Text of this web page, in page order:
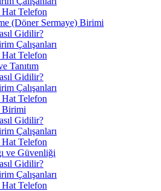
Telefon
(Döner Sermaye) Birimi
Gidilir?
Çalışanları
Telefon
Tanıtım
Gidilir?
Çalışanları
Telefon
Birimi
Gidilir?
Çalışanları
Telefon
ve Güvenliği
Gidilir?
Çalışanları
Telefon